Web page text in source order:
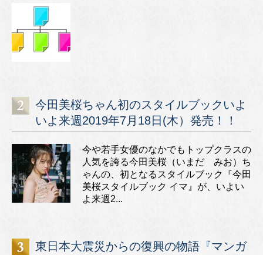
今田美桜ちゃん初のスタイルブックいよ
いよ来週2019年7月18日(木）発売！！
今や若手女優のなかでもトップクラスの
人気を誇る今田美桜（いまだ みお）ち
ゃんの、初となるスタイルブック『今田
美桜スタイルブック イマ』が、いよい
よ来週2...
東日本大震災からの復興の物語『マンガ